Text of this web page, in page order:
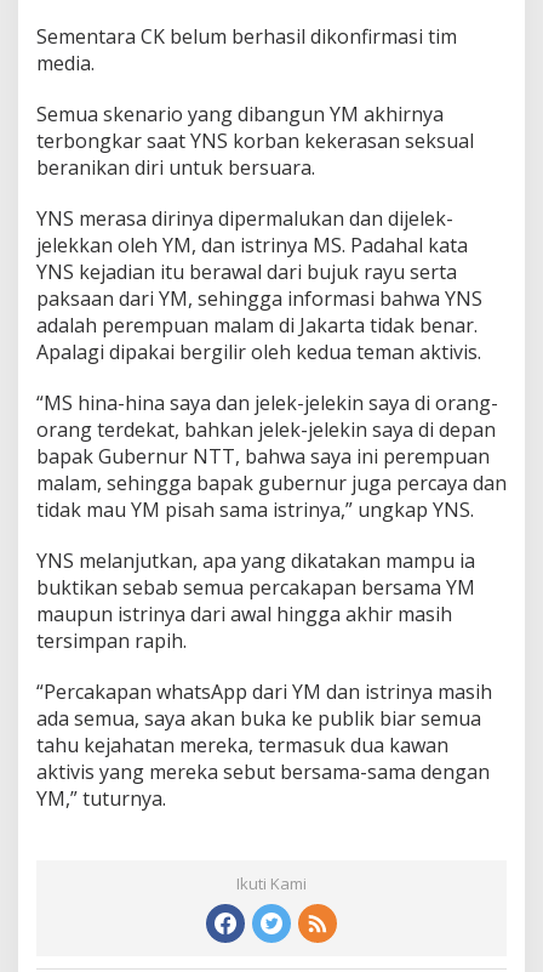
Sementara CK belum berhasil dikonfirmasi tim
media.
Semua skenario yang dibangun YM akhirnya
terbongkar saat YNS korban kekerasan seksual
beranikan diri untuk bersuara.
YNS merasa dirinya dipermalukan dan dijelek-
jelekkan oleh YM, dan istrinya MS. Padahal kata
YNS kejadian itu berawal dari bujuk rayu serta
paksaan dari YM, sehingga informasi bahwa YNS
adalah perempuan malam di Jakarta tidak benar.
Apalagi dipakai bergilir oleh kedua teman aktivis.
“MS hina-hina saya dan jelek-jelekin saya di orang-
orang terdekat, bahkan jelek-jelekin saya di depan
bapak Gubernur NTT, bahwa saya ini perempuan
malam, sehingga bapak gubernur juga percaya dan
tidak mau YM pisah sama istrinya,” ungkap YNS.
YNS melanjutkan, apa yang dikatakan mampu ia
buktikan sebab semua percakapan bersama YM
maupun istrinya dari awal hingga akhir masih
tersimpan rapih.
“Percakapan whatsApp dari YM dan istrinya masih
ada semua, saya akan buka ke publik biar semua
tahu kejahatan mereka, termasuk dua kawan
aktivis yang mereka sebut bersama-sama dengan
YM,” tuturnya.
Ikuti Kami